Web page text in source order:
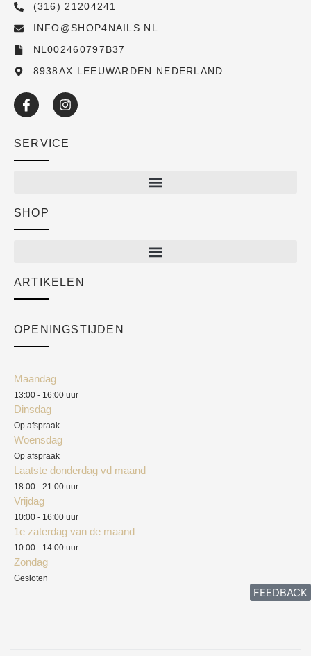
(316) 21204241
INFO@SHOP4NAILS.NL
NL002460797B37
8938AX LEEUWARDEN NEDERLAND
SERVICE
Academy
SHOP
ARTIKELEN
OPENINGSTIJDEN
Maandag
13:00 - 16:00 uur
Dinsdag
Op afspraak
Woensdag
Op afspraak
Laatste donderdag vd maand
18:00 - 21:00 uur
Vrijdag
10:00 - 16:00 uur
1e zaterdag van de maand
10:00 - 14:00 uur
Zondag
Gesloten
FEEDBACK